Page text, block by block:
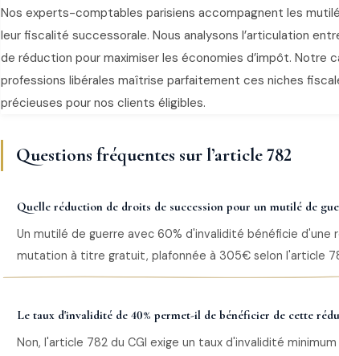
Nos experts-comptables parisiens accompagnent les
leur fiscalité successorale. Nous analysons l’articulation
de réduction pour maximiser les économies d’impôt. Notre
professions libérales maîtrise parfaitement ces niches
précieuses pour nos clients éligibles.
Questions fréquentes sur l’article 782
Quelle réduction de droits de succession pour un mutilé de
Un mutilé de guerre avec 60% d'invalidité bénéficie
mutation à titre gratuit, plafonnée à 305€ selon l'article
Le taux d'invalidité de 40% permet-il de bénéficier de cette
Non, l'article 782 du CGI exige un taux d'invalidité